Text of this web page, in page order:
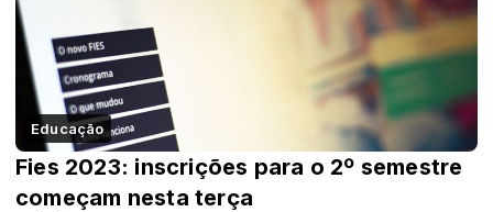
Educação
Fies 2023: inscrições para o 2º semestre
começam nesta terça